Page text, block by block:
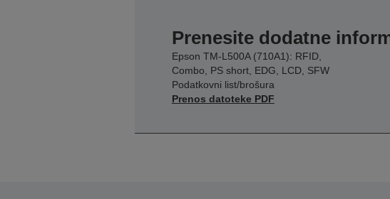
Prenesite dodatne
Epson TM-L500A (710A1): RFID,
Combo, PS short, EDG, LCD, SFW
Podatkovni list/brošura
Prenos datoteke PDF